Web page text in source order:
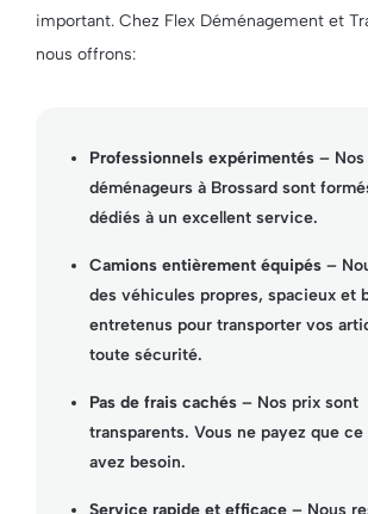
important. Chez Flex Déménagement et
nous offrons:
Professionnels expérimentés – Nos
déménageurs à Brossard sont
dédiés à un excellent service.
Camions entièrement équipés –
des véhicules propres, spacieux et
entretenus pour transporter vos
toute sécurité.
Pas de frais cachés – Nos prix sont
transparents. Vous ne payez que
avez besoin.